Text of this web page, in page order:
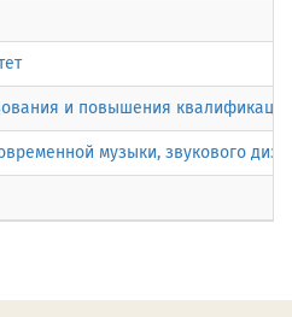
и повышения
музыки, звукового